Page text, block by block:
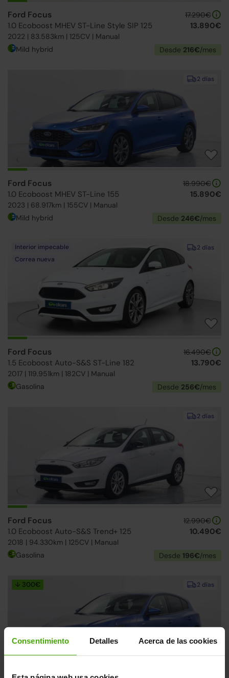
Consentimiento Detalles Acerca de las cookies
Ford Focus
1.0 Ecoboost MHEV ST-Line Style SIP 125
2022 | 83.583km | 125CV | Manual
17.290€
13.890€
Mild hybrid Desde 216€/mes
2 días
Ford Focus
1.0 Ecoboost MHEV ST-Line 155
2023 | 68.917km | 155CV | Manual
18.990€
15.890€
Mild hybrid Desde 246€/mes
2 días
Interior impecable
Correa nueva
Ford Focus
1.5 Ecoboost Auto-S&S ST-Line 182
2017 | 119.951km | 182CV | Manual
16.490€
13.790€
Gasolina Desde 256€/mes
2 días
Ford Focus
1.0 Ecoboost Auto-S&S Trend+ 125
2018 | 94.330km | 125CV | Manual
12.990€
10.490€
Gasolina Desde 196€/mes
2 días
↓ 300€